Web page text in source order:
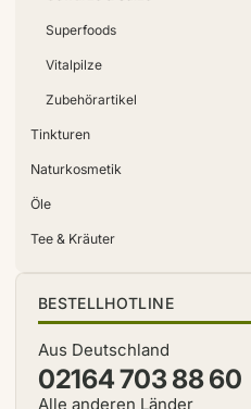
Superfoods
Vitalpilze
Zubehörartikel
Tinkturen
Naturkosmetik
Öle
Tee & Kräuter
BESTELLHOTLINE
Aus Deutschland
02164 703 88 60
Alle anderen Länder